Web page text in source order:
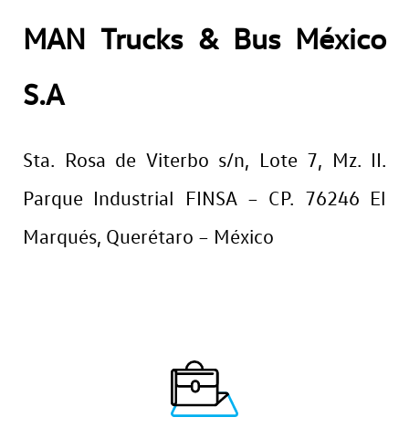
MAN Trucks & Bus México
S.A
Sta. Rosa de Viterbo s/n, Lote 7, Mz. II.
Parque Industrial FINSA – CP. 76246 El
Marqués, Querétaro – México